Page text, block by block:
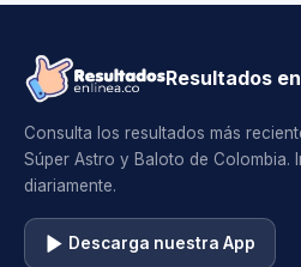
Resultados
Consulta los resultados más
Súper Astro y Baloto de Colombia.
diariamente.
Descarga nuestra App